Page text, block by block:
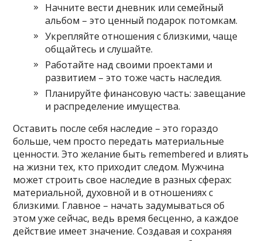
Начните вести дневник или семейный
альбом – это ценный подарок потомкам.
Укрепляйте отношения с близкими, чаще
общайтесь и слушайте.
Работайте над своими проектами и
развитием – это тоже часть наследия.
Планируйте финансовую часть: завещание
и распределение имущества.
Оставить после себя наследие – это гораздо
больше, чем просто передать материальные
ценности. Это желание быть remembered и влиять
на жизни тех, кто приходит следом. Мужчина
может строить свое наследие в разных сферах:
материальной, духовной и в отношениях с
близкими. Главное – начать задумываться об
этом уже сейчас, ведь время бесценно, а каждое
действие имеет значение. Создавая и сохраняя